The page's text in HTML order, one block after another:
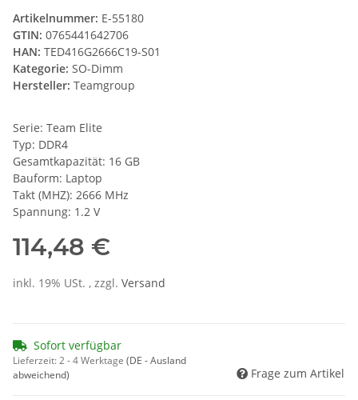
Artikelnummer: E-55180
GTIN: 0765441642706
HAN: TED416G2666C19-S01
Kategorie: SO-Dimm
Hersteller: Teamgroup
Serie: Team Elite
Typ: DDR4
Gesamtkapazität: 16 GB
Bauform: Laptop
Takt (MHZ): 2666 MHz
Spannung: 1.2 V
114,48 €
inkl. 19% USt. , zzgl. Versand
Sofort verfügbar
Lieferzeit:2 - 4 Werktage (DE - Ausland
abweichend)
Frage zum Artikel